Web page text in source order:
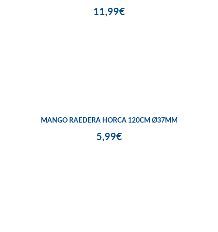
11,99€
MANGO RAEDERA HORCA 120CM Ø37MM
5,99€